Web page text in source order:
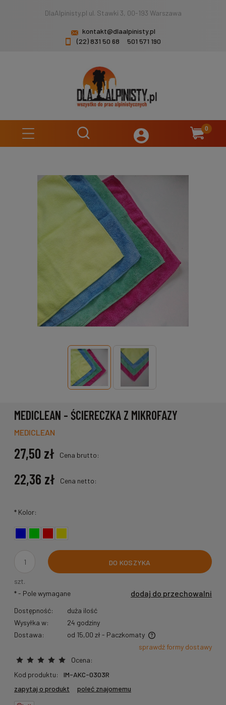
DlaAlpinisty.pl ul. Stawki 3, 00-193 Warszawa
kontakt@dlaalpinisty.pl
(22) 831 50 68
501 571 190
MEDICLEAN - ŚCIERECZKA Z MIKROFAZY
MEDICLEAN
Cena brutto:
27,50 zł
Cena netto:
22,36 zł
* Kolor:
szt.
DO KOSZYKA
dodaj do przechowalni
*- Pole wymagane
Dostępność:
duża ilość
Wysyłka w:
24 godziny
Dostawa:
od 15,00 zł - Paczkomaty
Cena nie zawiera ewentualnych kosztów płatnościsprawdź formy dostawy
Ocena:
Kod produktu:
IM-AKC-0303R
zapytaj o produkt
poleć znajomemu